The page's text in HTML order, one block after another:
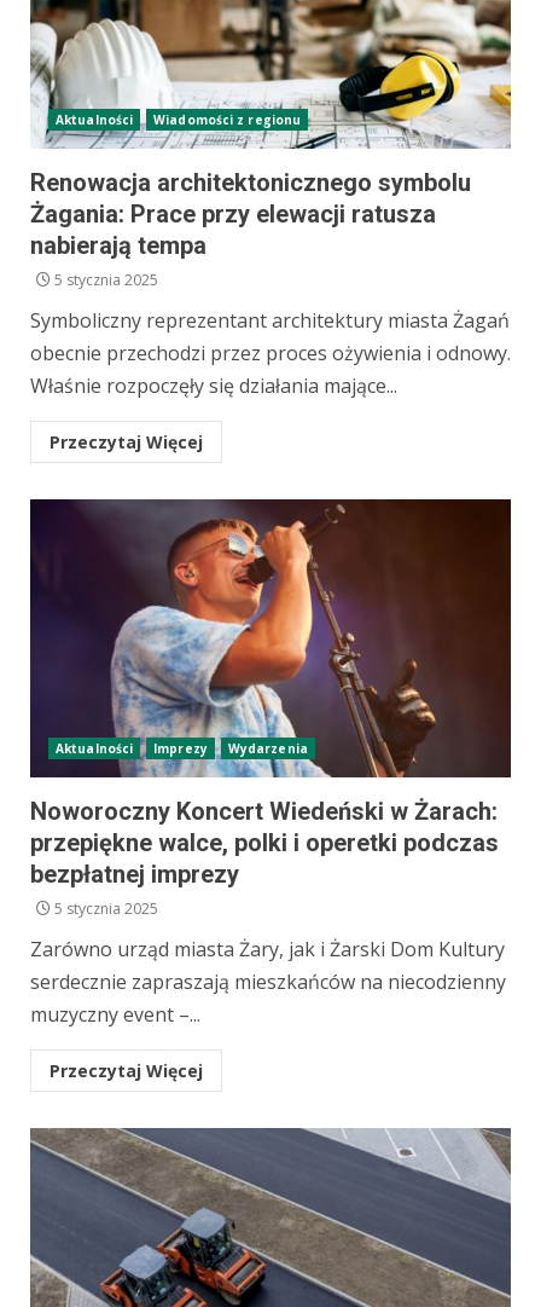
Aktualności Wiadomości z regionu
Renowacja architektonicznego symbolu
Żagania: Prace przy elewacji ratusza
nabierają tempa
5 stycznia 2025
Symboliczny reprezentant architektury miasta Żagań
obecnie przechodzi przez proces ożywienia i odnowy.
Właśnie rozpoczęły się działania mające...
Przeczytaj Więcej
Aktualności Imprezy Wydarzenia
Noworoczny Koncert Wiedeński w Żarach:
przepiękne walce, polki i operetki podczas
bezpłatnej imprezy
5 stycznia 2025
Zarówno urząd miasta Żary, jak i Żarski Dom Kultury
serdecznie zapraszają mieszkańców na niecodzienny
muzyczny event –...
Przeczytaj Więcej